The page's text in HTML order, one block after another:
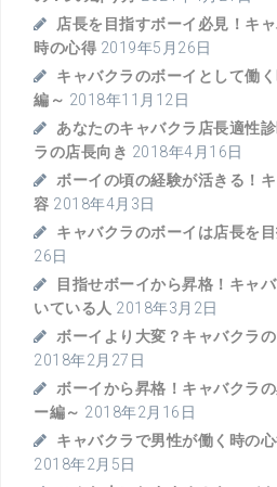
店長を目指すボーイ必見！キ
時の心得 2019年5月26日
キャバクラのボーイとして働
編～ 2018年11月12日
あなたのキャバクラ店長適性
ラの店長向き 2018年4月16日
ボーイの頃の経験が活きる！
容 2018年4月3日
キャバクラのボーイは店長を目
26日
目指せボーイから昇格！キャ
いている人 2018年3月2日
ボーイより大変？キャバクラ
2018年2月27日
ボーイから昇格！キャバクラ
ー編～ 2018年2月16日
キャバクラで男性が働く時の
2018年2月5日